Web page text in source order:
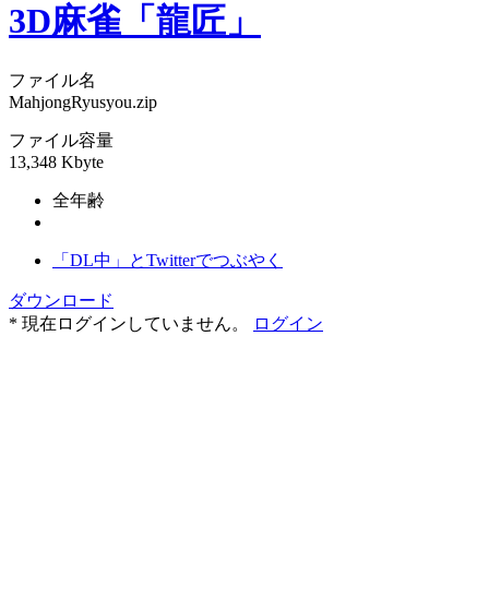
3D麻雀「龍匠」
ファイル名
MahjongRyusyou.zip
ファイル容量
13,348 Kbyte
全年齢
「DL中」とTwitterでつぶやく
ダウンロード
* 現在ログインしていません。
ログイン